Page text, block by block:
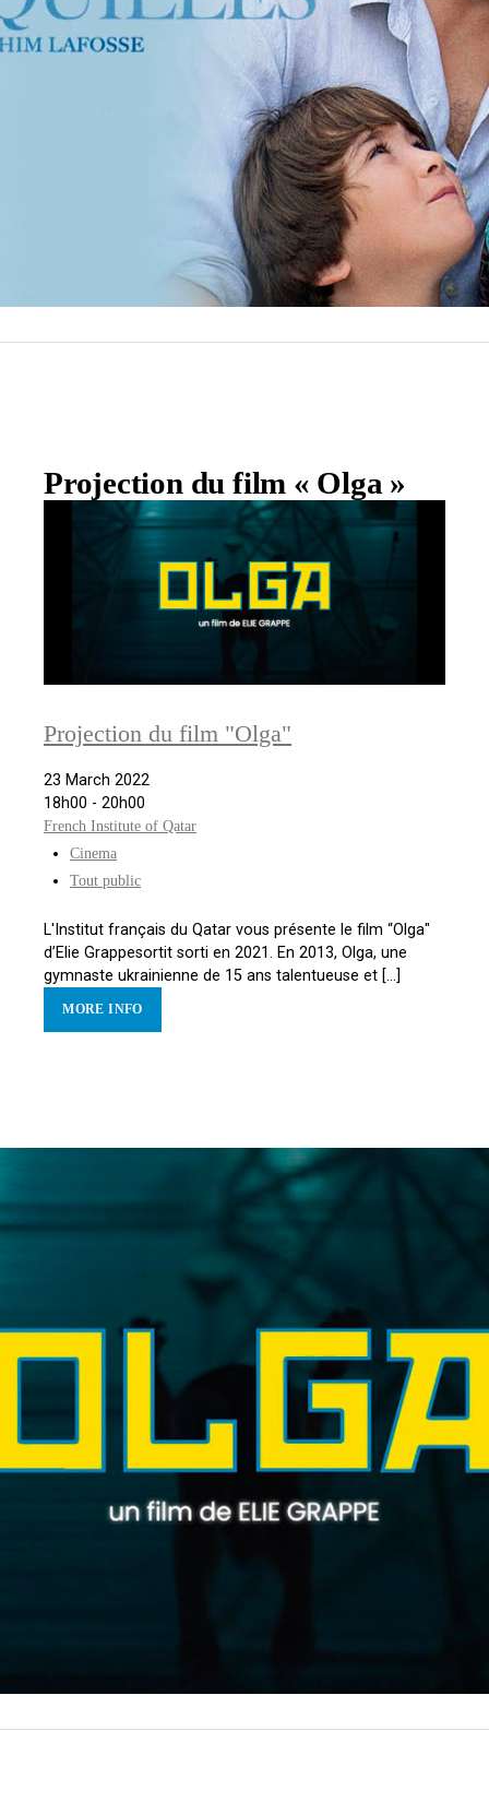
Projection du film « Olga »
Projection du film "Olga"
23 March 2022
18h00 - 20h00
French Institute of Qatar
Cinema
Tout public
L'Institut français du Qatar vous présente le film “Olga"
d’Elie Grappesortit sorti en 2021. En 2013, Olga, une
gymnaste ukrainienne de 15 ans talentueuse et [...]
MORE INFO